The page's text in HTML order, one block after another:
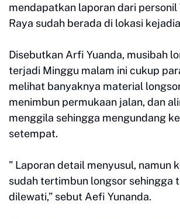
mendapatkan laporan dari personil
Raya sudah berada di lokasi
Disebutkan Arfi Yuanda, musibah
terjadi Minggu malam ini cukup
melihat banyaknya material
menimbun permukaan jalan, dan
menggila sehingga mengundang
setempat.
” Laporan detail menyusul, namun
sudah tertimbun longsor sehingga
dilewati,” sebut Aefi Yunanda.